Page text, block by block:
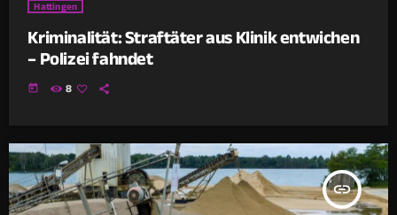
Hattingen
Kriminalität: Straftäter aus Klinik entwichen
– Polizei fahndet
today 8
insert_link